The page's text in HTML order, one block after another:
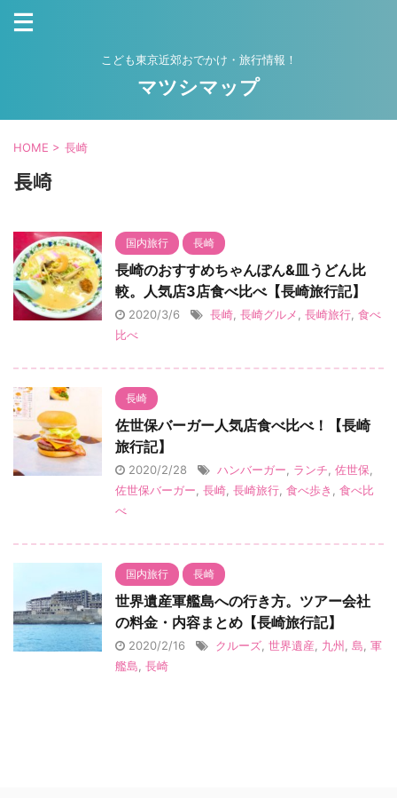
こども東京近郊おでかけ・旅行情報！
マツシマップ
HOME > 長崎
長崎
国内旅行 長崎
長崎のおすすめちゃんぽん&皿うどん比
較。人気店3店食べ比べ【長崎旅行記】
2020/3/6 長崎 長崎グルメ 長崎旅行 食べ
比べ
長崎
佐世保バーガー人気店食べ比べ！【長崎
旅行記】
2020/2/28 ハンバーガー ランチ 佐世保
佐世保バーガー 長崎 長崎旅行 食べ歩き
食べ比
べ
国内旅行 長崎
世界遺産軍艦島への行き方。ツアー会社
の料金・内容まとめ【長崎旅行記】
2020/2/16 クルーズ 世界遺産 九州 島 軍
艦島 長崎